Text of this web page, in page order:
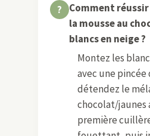
Comment
la mousse au
blancs en neige ?
Montez les
avec une pincée
détendez le
chocolat/jaunes
première